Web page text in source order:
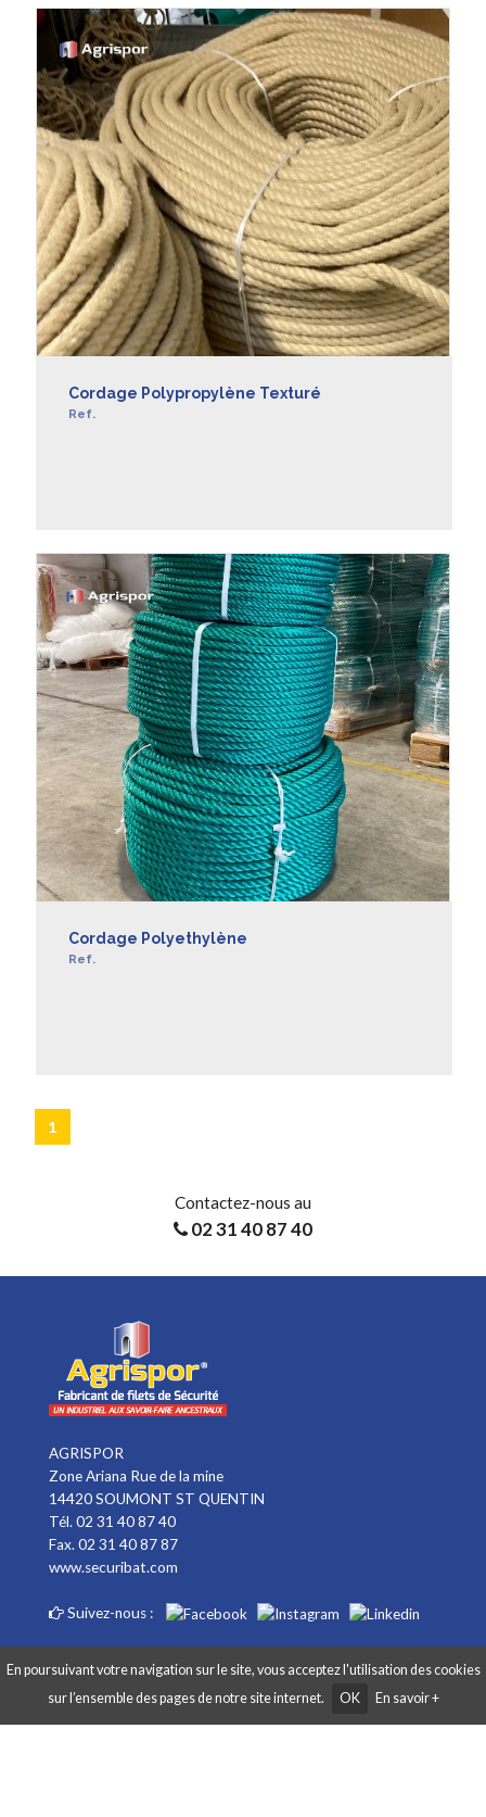
Cordage Polypropylène Texturé
Ref.
Cordage Polyethylène
Ref.
1
Contactez-nous au
02 31 40 87 40
AGRISPOR
Zone Ariana Rue de la mine
14420 SOUMONT ST QUENTIN
Tél. 02 31 40 87 40
Fax. 02 31 40 87 87
www.securibat.com
Suivez-nous :
Copyright AGRISPOR 2018 © - Tous droits réservés - Site réalisé par Graphibox
En poursuivant votre navigation sur le site, vous acceptez l'utilisation des cookies
sur l’ensemble des pages de notre site internet.
OK En savoir +